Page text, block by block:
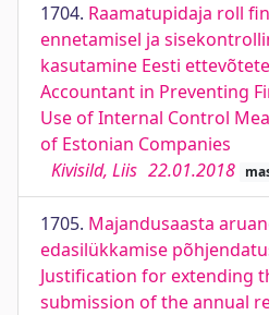
1704. Raamatupidaja roll
ennetamisel ja
kasutamine Eesti
Accountant in Preventing
Use of Internal Control
of Estonian Companies
Kivisild, Liis 22.01.2018
1705. Majandusaasta
edasilükkamise
Justification for extending
submission of the annual